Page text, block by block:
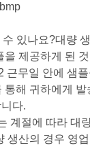
있나요?대량
을 제공하게 된
근무일 안에 샘
통해 귀하에게
다.
계절에 따라 대
생산의 경우 영